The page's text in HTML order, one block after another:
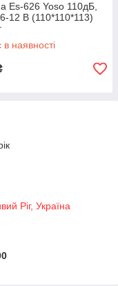
Es-626 Yoso 110дБ,
12 В (110*110*113)
наявності
Ріг, Україна